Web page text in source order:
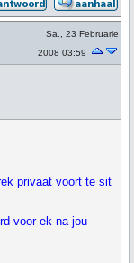
Sa., 23 Februarie
2008 03:59
privaat voort te sit
voor ek na jou